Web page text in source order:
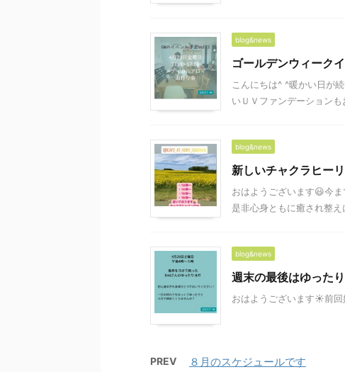
blog&news
ゴールデンウィーク
こんにちは^ ^暖かい日が
いＵＶファンデーション
blog&news
新しいチャクラヒー
おはようございます😃今
是非心身ともに癒され整
blog&news
週末の最後はゆった
おはようございます☀前回
PREV ８月のスケジュールです